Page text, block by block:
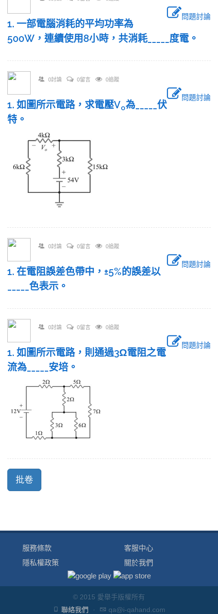
問題討論
1. 一部電腦消耗的平均功率為
500W，連續使用8小時，共消耗_____度電。
0討論 0留言 0追蹤
問題討論
1. 如圖所示電路，求電壓Vo為_____伏
特。
0討論 0留言 0追蹤
問題討論
1. 在電阻誤差色帶中，±5%的誤差以
_____色表示。
0討論 0留言 0追蹤
問題討論
1. 如圖所示電路，則通過3Ω電阻之電
流為_____安培。
服務條款
隱私權政策
客服中心
關於我們
© 2015 愛舉手版權所有
聯絡我們
· qa@i-qahand.com